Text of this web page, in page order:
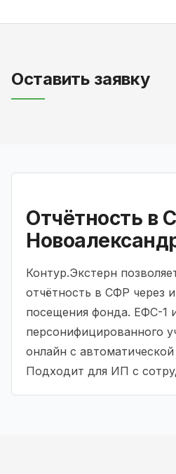
Оставить заявку
Отчётность в
Контур.Экстерн
отчётность в СФР через
посещения фонда. ЕФС-1
персонифицированного
онлайн с
Подходит для ИП с